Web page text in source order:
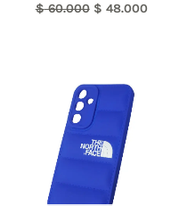
$60.000 $ 48.000